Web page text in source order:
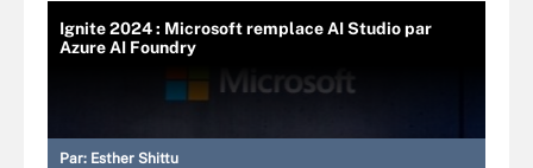
Ignite 2024 : Microsoft remplace AI Studio par
Azure AI Foundry
Par: Esther Shittu